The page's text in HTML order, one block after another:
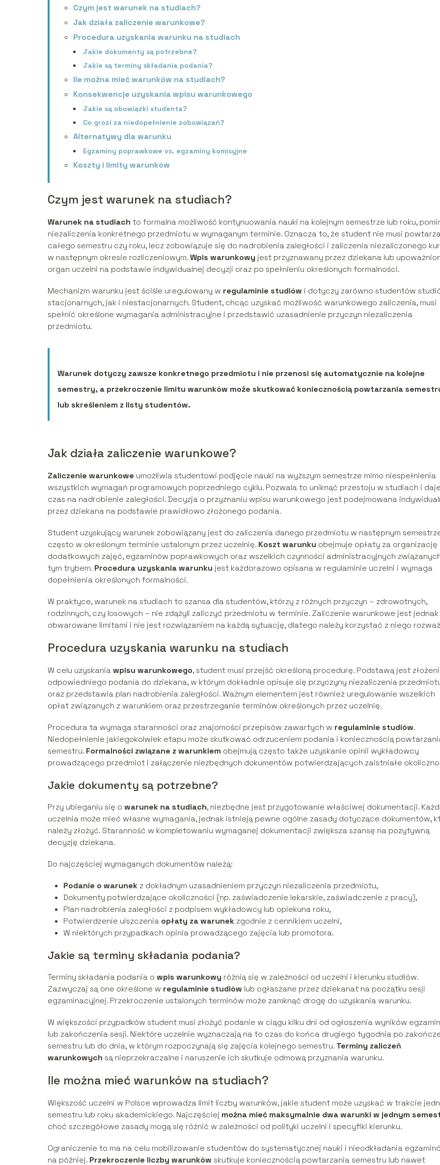
Czym jest warunek na studiach?
Jak działa zaliczenie warunkowe?
Procedura uzyskania warunku na studiach
Jakie dokumenty są potrzebne?
Jakie są terminy składania podania?
Ile można mieć warunków na studiach?
Konsekwencje uzyskania wpisu warunkowego
Jakie są obowiązki studenta?
Co grozi za niedopełnienie zobowiązań?
Alternatywy dla warunku
Egzaminy poprawkowe vs. egzaminy komisyjne
Koszty i limity warunków
Czym jest warunek na studiach?
Warunek na studiach to formalna możliwość kontynuowania nauki na kolejnym semestrze lub roku,
niezaliczenia konkretnego przedmiotu w wymaganym terminie. Oznacza to, że student nie musi
całego semestru czy roku, lecz zobowiązuje się do nadrobienia zaległości i zaliczenia niezaliczonego
w następnym okresie rozliczeniowym.Wpis warunkowy jest przyznawany przez dziekana lub
organ uczelni na podstawie indywidualnej decyzji oraz po spełnieniu określonych formalności.
Mechanizm warunku jest ściśle uregulowany w regulaminie studiów i dotyczy zarówno studentów
stacjonarnych, jak i niestacjonarnych. Student, chcąc uzyskać możliwość warunkowego zaliczenia, musi
spełnić określone wymagania administracyjne i przedstawić uzasadnienie przyczyn niezaliczenia
przedmiotu.
Warunek dotyczy zawsze konkretnego przedmiotu i nie przenosi się automatycznie na kolejne
semestry, a przekroczenie limitu warunków może skutkować koniecznością powtarzania
lub skreśleniem z listy studentów.
Jak działa zaliczenie warunkowe?
Zaliczenie warunkowe umożliwia studentowi podjęcie nauki na wyższym semestrze mimo niespełnienia
wszystkich wymagań programowych poprzedniego cyklu. Pozwala to uniknąć przestoju w studiach i
czas na nadrobienie zaległości. Decyzja o przyznaniu wpisu warunkowego jest podejmowana
przez dziekana na podstawie prawidłowo złożonego podania.
Student uzyskujący warunek zobowiązany jest do zaliczenia danego przedmiotu w następnym
często w określonym terminie ustalonym przez uczelnię. Koszt warunku obejmuje opłaty za organizację
dodatkowych zajęć, egzaminów poprawkowych oraz wszelkich czynności administracyjnych
tym trybem. Procedura uzyskania warunku jest każdorazowo opisana w regulaminie uczelni i wymaga
dopełnienia określonych formalności.
W praktyce, warunek na studiach to szansa dla studentów, którzy z różnych przyczyn – zdrowotnych,
rodzinnych, czy losowych – nie zdążyli zaliczyć przedmiotu w terminie. Zaliczenie warunkowe jest jednak
obwarowane limitami i nie jest rozwiązaniem na każdą sytuację, dlatego należy korzystać z niego
Procedura uzyskania warunku na studiach
W celu uzyskaniawpisu warunkowego, student musi przejść określoną procedurę. Podstawą jest
odpowiedniego podania do dziekana, w którym dokładnie opisuje się przyczyny niezaliczenia
oraz przedstawia plan nadrobienia zaległości. Ważnym elementem jest również uregulowanie wszelkich
opłat związanych z warunkiem oraz przestrzeganie terminów określonych przez uczelnię.
Procedura ta wymaga staranności oraz znajomości przepisów zawartych w regulaminie studiów.
Niedopełnienie jakiegokolwiek etapu może skutkować odrzuceniem podania i koniecznością
semestru. Formalności związane z warunkiem obejmują często także uzyskanie opinii wykładowcy
prowadzącego przedmiot i załączenie niezbędnych dokumentów potwierdzających zaistniałe
Jakie dokumenty są potrzebne?
Przy ubieganiu się o warunek na studiach, niezbędne jest przygotowanie właściwej dokumentacji.
uczelnia może mieć własne wymagania, jednak istnieją pewne ogólne zasady dotyczące dokumentów,
należy złożyć. Staranność w kompletowaniu wymaganej dokumentacji zwiększa szansę na pozytywną
decyzję dziekana.
Do najczęściej wymaganych dokumentów należą:
Podanie o warunek z dokładnym uzasadnieniem przyczyn niezaliczenia przedmiotu,
Dokumenty potwierdzające okoliczności (np. zaświadczenie lekarskie, zaświadczenie z pracy),
Plan nadrobienia zaległości z podpisem wykładowcy lub opiekuna roku,
Potwierdzenie uiszczenia opłaty za warunek zgodnie z cennikiem uczelni,
W niektórych przypadkach opinia prowadzącego zajęcia lub promotora.
Jakie są terminy składania podania?
Terminy składania podania o wpis warunkowy różnią się w zależności od uczelni i kierunku studiów.
Zazwyczaj są one określone w regulaminie studiów lub ogłaszane przez dziekanat na początku sesji
egzaminacyjnej. Przekroczenie ustalonych terminów może zamknąć drogę do uzyskania warunku.
W większości przypadków student musi złożyć podanie w ciągu kilku dni od ogłoszenia wyników
lub zakończenia sesji. Niektóre uczelnie wyznaczają na to czas do końca drugiego tygodnia po
semestru lub do dnia, w którym rozpoczynają się zajęcia kolejnego semestru. Terminy zaliczeń
warunkowych są nieprzekraczalne i naruszenie ich skutkuje odmową przyznania warunku.
Ile można mieć warunków na studiach?
Większość uczelni w Polsce wprowadza limit liczby warunków, jakie student może uzyskać w trakcie
semestru lub roku akademickiego. Najczęściej można mieć maksymalnie dwa warunki w jednym
choć szczegółowe zasady mogą się różnić w zależności od polityki uczelni i specyfiki kierunku.
Ograniczenie to ma na celu mobilizowanie studentów do systematycznej nauki i nieodkładania
na później. Przekroczenie liczby warunków skutkuje koniecznością powtarzania semestru lub nawet